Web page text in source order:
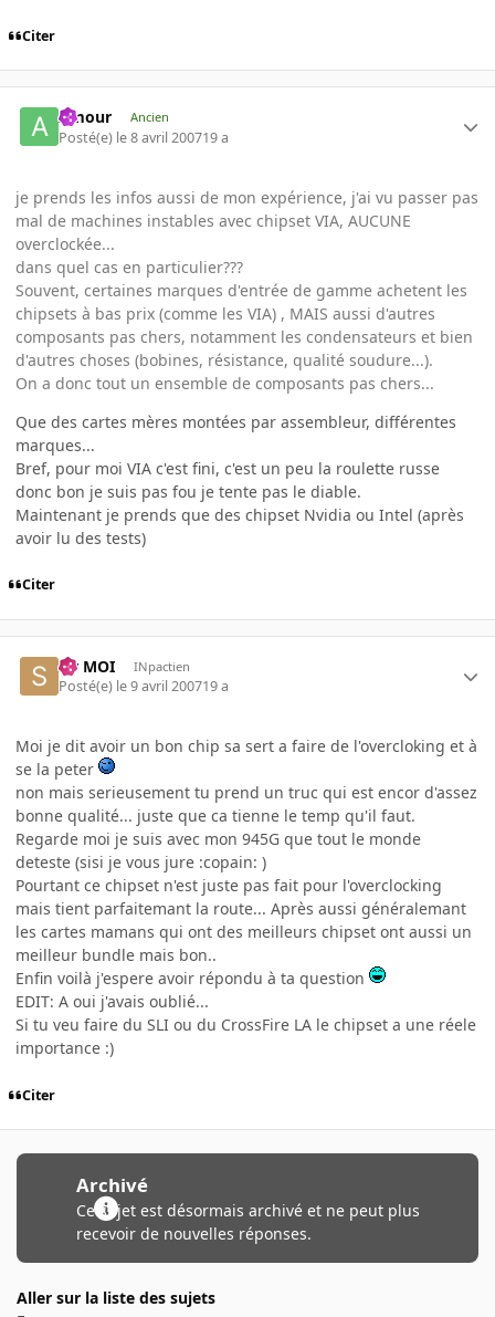
Citer
Amour Ancien
Posté(e) le 8 avril 200719 a
je prends les infos aussi de mon expérience, j'ai vu passer pas
mal de machines instables avec chipset VIA, AUCUNE
overclockée...
dans quel cas en particulier???
Souvent, certaines marques d'entrée de gamme achetent les
chipsets à bas prix (comme les VIA) , MAIS aussi d'autres
composants pas chers, notamment les condensateurs et bien
d'autres choses (bobines, résistance, qualité soudure...).
On a donc tout un ensemble de composants pas chers...
Que des cartes mères montées par assembleur, différentes
marques...
Bref, pour moi VIA c'est fini, c'est un peu la roulette russe
donc bon je suis pas fou je tente pas le diable.
Maintenant je prends que des chipset Nvidia ou Intel (après
avoir lu des tests)
Citer
Sir MOI INpactien
Posté(e) le 9 avril 200719 a
Moi je dit avoir un bon chip sa sert a faire de l'overcloking et à
se la peter
non mais serieusement tu prend un truc qui est encor d'assez
bonne qualité... juste que ca tienne le temp qu'il faut.
Regarde moi je suis avec mon 945G que tout le monde
deteste (sisi je vous jure :copain: )
Pourtant ce chipset n'est juste pas fait pour l'overclocking
mais tient parfaitemant la route... Après aussi généralemant
les cartes mamans qui ont des meilleurs chipset ont aussi un
meilleur bundle mais bon..
Enfin voilà j'espere avoir répondu à ta question
EDIT: A oui j'avais oublié...
Si tu veu faire du SLI ou du CrossFire LA le chipset a une réele
importance :)
Citer
Archivé
Ce sujet est désormais archivé et ne peut plus
recevoir de nouvelles réponses.
Aller sur la liste des sujets